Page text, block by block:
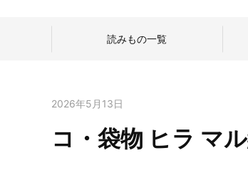
読みもの一覧
2026年5月13日
コ・袋物 ヒラ マ